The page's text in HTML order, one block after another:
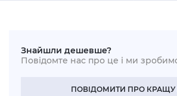
Знайшли дешевше?
Повідомте нас про це і ми
ПОВІДОМИТИ ПРО КРАЩУ